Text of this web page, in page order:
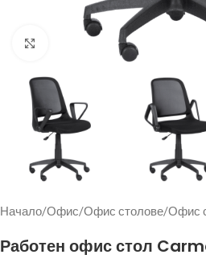
Щракнете за уголемяване
Начало/Офис/Офис столове/Офис
Работен офис стол